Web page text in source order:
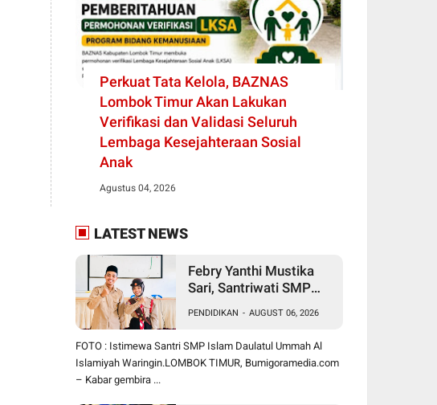
Perkuat Tata Kelola, BAZNAS
Lombok Timur Akan Lakukan
Verifikasi dan Validasi Seluruh
Lembaga Kesejahteraan Sosial
Anak
Agustus 04, 2026
LATEST NEWS
Febry Yanthi Mustika
Sari, Santriwati SMP
Waringin, Ukir Prestasi
Lolos Jambore
Nasional di Cibubur
PENDIDIKAN - AUGUST 06, 2026
FOTO : Istimewa Santri SMP Islam Daulatul Ummah Al
Islamiyah Waringin.LOMBOK TIMUR, Bumigoramedia.com
– Kabar gembira ...